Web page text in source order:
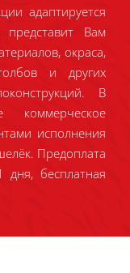
адаптируется
Вам
окраса,
и других
В
исполнения
Предоплата
бесплатная